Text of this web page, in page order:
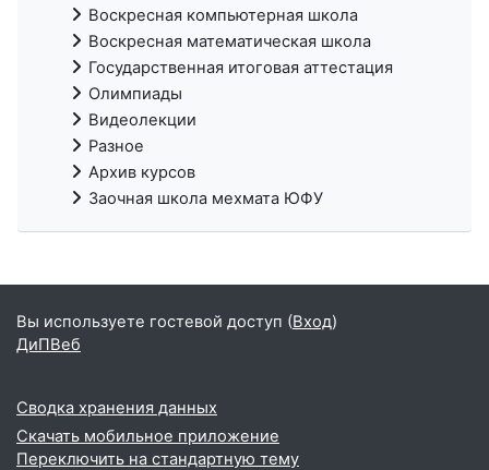
Воскресная компьютерная школа
Воскресная математическая школа
Государственная итоговая аттестация
Олимпиады
Видеолекции
Разное
Архив курсов
Заочная школа мехмата ЮФУ
Вы используете гостевой доступ (Вход)
ДиПВеб
Сводка хранения данных
Скачать мобильное приложение
Переключить на стандартную тему